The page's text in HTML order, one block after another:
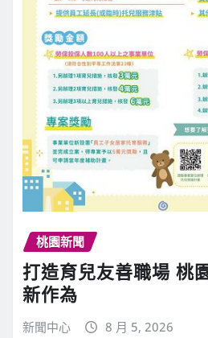
桃園新聞
打造育兒友善職場 桃
新作為
新聞中心 8 月 5, 2026